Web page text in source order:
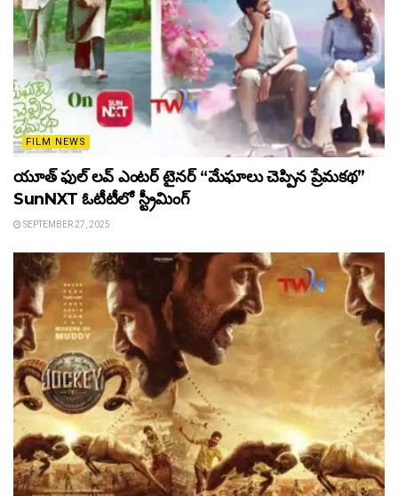
FILM NEWS
యూత్ ఫుల్ లవ్ ఎంటర్ టైనర్ “మేఘాలు చెప్పిన ప్రేమకథ”
SunNXT ఓటీటీలో స్ట్రీమింగ్
SEPTEMBER 27, 2025